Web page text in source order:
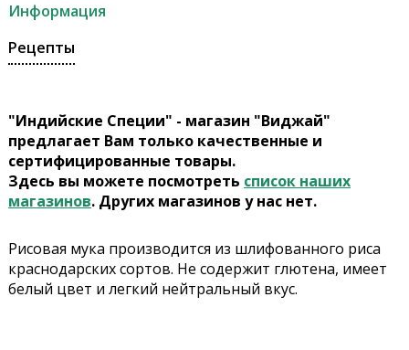
Информация
Рецепты
"Индийские Специи" - магазин "Виджай"
предлагает Вам только качественные и
сертифицированные товары.
Здесь вы можете посмотреть список наших
магазинов. Других магазинов у нас нет.
Рисовая мука производится из шлифованного риса
краснодарских сортов. Не содержит глютена, имеет
белый цвет и легкий нейтральный вкус.